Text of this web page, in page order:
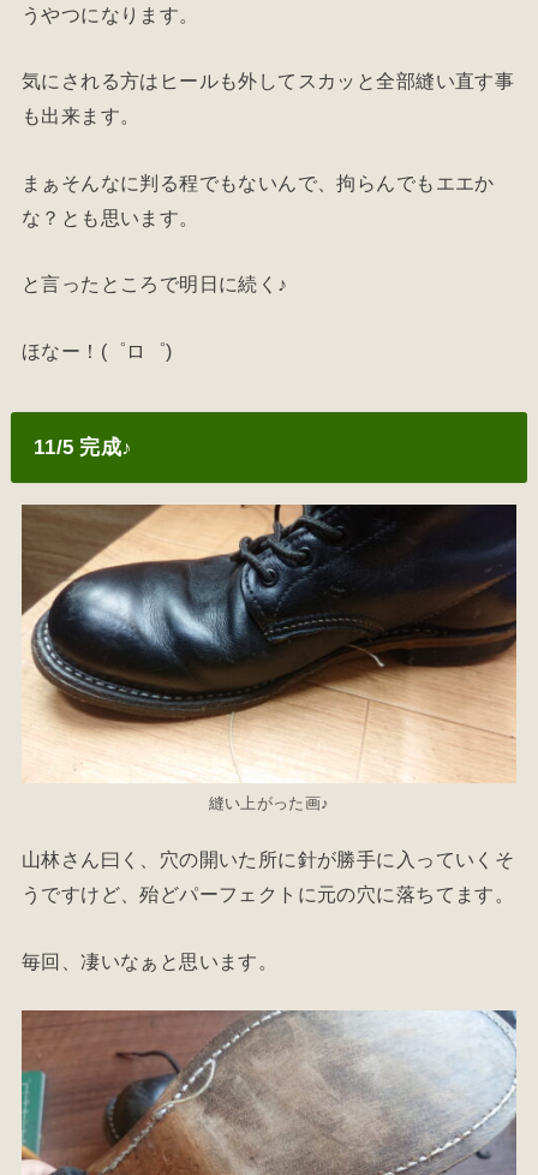
うやつになります。
気にされる方はヒールも外してスカッと全部縫い直す事
も出来ます。
まぁそんなに判る程でもないんで、拘らんでもエエか
な？とも思います。
と言ったところで明日に続く♪
ほなー！(゜ロ゜)
11/5 完成♪
縫い上がった画♪
山林さん曰く、穴の開いた所に針が勝手に入っていくそ
うですけど、殆どパーフェクトに元の穴に落ちてます。
毎回、凄いなぁと思います。